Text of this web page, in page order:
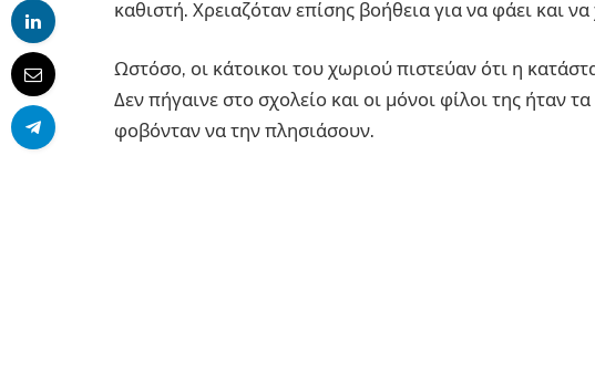
καθιστή. Χρειαζόταν επίσης βοήθεια για να φάει και
Ωστόσο, οι κάτοικοι του χωριού πιστεύαν ότι η
Δεν πήγαινε στο σχολείο και οι μόνοι φίλοι της ήταν
φοβόνταν να την πλησιάσουν.